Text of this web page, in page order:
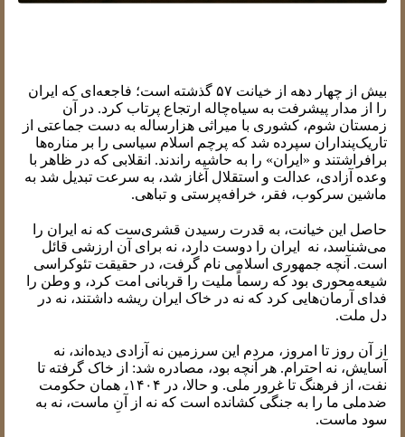
بیش از چهار دهه از خیانت ۵۷ گذشته است؛ فاجعه‌ای که ایران
را از مدار پیشرفت به سیاه‌چاله ارتجاع پرتاب کرد. در آن
زمستان شوم، کشوری با میراثی هزارساله به دست جماعتی از
تاریک‌پنداران سپرده شد که پرچم اسلام سیاسی را بر مناره‌ها
برافراشتند و «ایران» را به حاشیه راندند. انقلابی که در ظاهر با
وعده آزادی، عدالت و استقلال آغاز شد، به سرعت تبدیل شد به
ماشین سرکوب، فقر، خرافه‌پرستی و تباهی.
حاصل این خیانت، به قدرت رسیدن قشری‌ست که نه ایران را
می‌شناسد، نه ایران را دوست دارد، نه برای آن ارزشی قائل
است. آنچه جمهوری اسلامی نام گرفت، در حقیقت تئوکراسی
شیعه‌محوری بود که رسماً ملیت را قربانی امت کرد، و وطن را
فدای آرمان‌هایی کرد که نه در خاک ایران ریشه داشتند، نه در
دل ملت.
از آن روز تا امروز، مردم این سرزمین نه آزادی دیده‌اند، نه
آسایش، نه احترام. هر آنچه بود، مصادره شد: از خاک گرفته تا
نفت، از فرهنگ تا غرور ملی. و حالا، در ۱۴۰۴، همان حکومت
ضدملی ما را به جنگی کشانده است که نه از آنِ ماست، نه به
سود ماست.